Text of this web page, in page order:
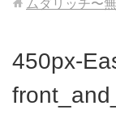
ムダリッチ〜
450px-